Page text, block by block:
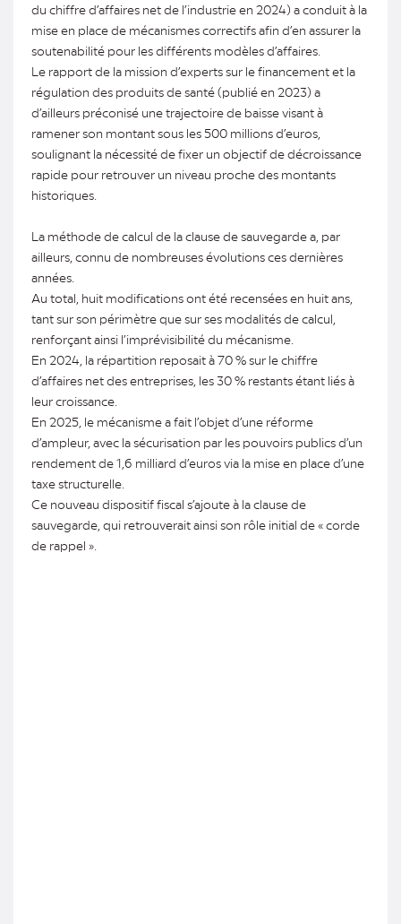
du chiffre d’affaires net de l’industrie en 2024) a conduit à la
mise en place de mécanismes correctifs afin d’en assurer la
soutenabilité pour les différents modèles d’affaires.
Le rapport de la mission d’experts sur le financement et la
régulation des produits de santé (publié en 2023) a
d’ailleurs préconisé une trajectoire de baisse visant à
ramener son montant sous les 500 millions d’euros,
soulignant la nécessité de fixer un objectif de décroissance
rapide pour retrouver un niveau proche des montants
historiques.
La méthode de calcul de la clause de sauvegarde a, par
ailleurs, connu de nombreuses évolutions ces dernières
années.
Au total, huit modifications ont été recensées en huit ans,
tant sur son périmètre que sur ses modalités de calcul,
renforçant ainsi l’imprévisibilité du mécanisme.
En 2024, la répartition reposait à 70 % sur le chiffre
d’affaires net des entreprises, les 30 % restants étant liés à
leur croissance.
En 2025, le mécanisme a fait l’objet d’une réforme
d’ampleur, avec la sécurisation par les pouvoirs publics d’un
rendement de 1,6 milliard d’euros via la mise en place d’une
taxe structurelle.
Ce nouveau dispositif fiscal s’ajoute à la clause de
sauvegarde, qui retrouverait ainsi son rôle initial de « corde
de rappel ».